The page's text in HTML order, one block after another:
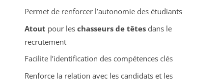
Permet de renforcer l’autonomie des étudiants
Atout pour les chasseurs de têtesdans le
recrutement
Facilite l’identification des compétences clés
Renforce la relation avec les candidats et les